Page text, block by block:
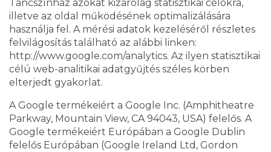
Táncszínház azokat kizárólag statisztikai célokra,
illetve az oldal működésének optimalizálására
használja fel. A mérési adatok kezeléséről részletes
felvilágosítás található az alábbi linken:
http://www.google.com/analytics. Az ilyen statisztikai
célú web-analitikai adatgyűjtés széles körben
elterjedt gyakorlat.
A Google termékeiért a Google Inc. (Amphitheatre
Parkway, Mountain View, CA 94043, USA) felelős. A
Google termékeiért Európában a Google Dublin
felelős Európában (Google Ireland Ltd, Gordon